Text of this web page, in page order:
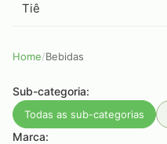
Tiê
Home/Bebidas
Sub-categoria:
Todas as sub-categorias
Marca: